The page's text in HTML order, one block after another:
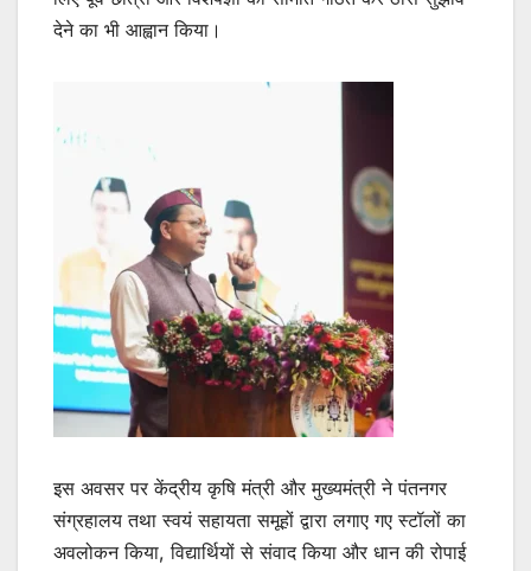
देने का भी आह्वान किया।
इस अवसर पर केंद्रीय कृषि मंत्री और मुख्यमंत्री ने पंतनगर
संग्रहालय तथा स्वयं सहायता समूहों द्वारा लगाए गए स्टॉलों का
अवलोकन किया, विद्यार्थियों से संवाद किया और धान की रोपाई